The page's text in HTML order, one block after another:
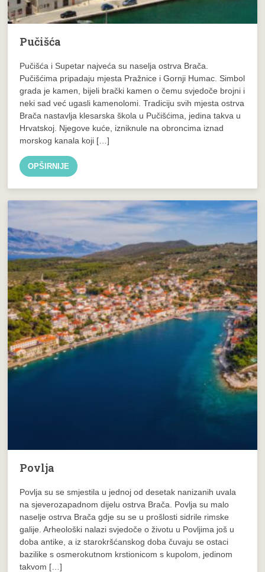
Pučišća
Pučišća i Supetar najveća su naselja ostrva Brača.
Pučišćima pripadaju mjesta Pražnice i Gornji Humac. Simbol
grada je kamen, bijeli brački kamen o čemu svjedoče brojni i
neki sad već ugasli kamenolomi. Tradiciju svih mjesta ostrva
Brača nastavlja klesarska škola u Pučišćima, jedina takva u
Hrvatskoj. Njegove kuće, izniknule na obroncima iznad
morskog kanala koji […]
OPŠIRNIJE
Povlja
Povlja su se smjestila u jednoj od desetak nanizanih uvala
na sjeverozapadnom dijelu ostrva Brača. Povlja su malo
naselje ostrva Brača gdje su se u prošlosti sidrile rimske
galije. Arheološki nalazi svjedoče o životu u Povljima još u
doba antike, a iz starokršćanskog doba čuvaju se ostaci
bazilike s osmerokutnom krstionicom s kupolom, jedinom
takvom […]